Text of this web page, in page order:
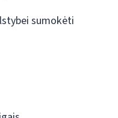
sumokėti